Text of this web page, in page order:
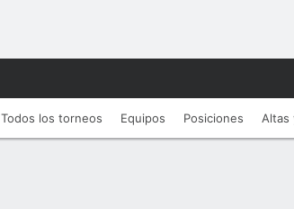
Todos los torneos Equipos Posiciones Altas